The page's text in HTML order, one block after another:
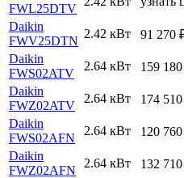
FWL25DTV
Daikin
FWV25DTN
2.42 кВт 91 270
Daikin
FWS02ATV
2.64 кВт 159 180
Daikin
FWZ02ATV
2.64 кВт 174 510
Daikin
FWS02AFN
2.64 кВт 120 760
Daikin
FWZ02AFN
2.64 кВт 132 710